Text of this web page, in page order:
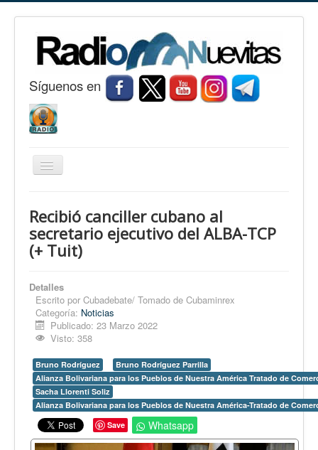
Síguenos en
Cambiar
Nuevitas
Noticias
Fotorreportaje
Opinión
En audio
Medio Ambiente
Ciencia, tecnología y curiosidades
Francés
Inglés
Recibió canciller cubano al
secretario ejecutivo del ALBA-TCP
(+ Tuit)
Detalles
Escrito por Cubadebate/ Tomado de Cubaminrex
Categoría: Noticias
Publicado: 23 Marzo 2022
Visto: 358
Bruno Rodríguez
Bruno Rodríguez Parrilla
Alianza Bolivariana para los Pueblos de Nuestra América Tratado de
Sacha Llorenti Soliz
Alianza Bolivariana para los Pueblos de Nuestra América-Tratado de
Save
Whatsapp